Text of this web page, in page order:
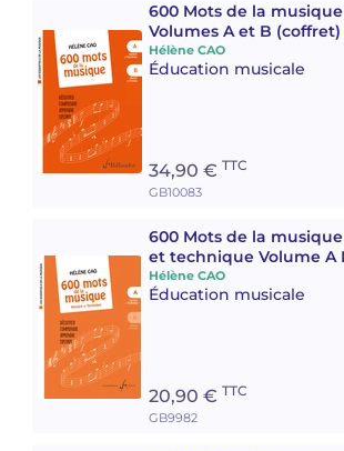
600 Mots de la musique
Volumes A et B (coffret)
essentiels de la musique
Hélène CAO
Éducation musicale
34,90 € TTC
GB10083
600 Mots de la
et technique Volume A
essentiels de la musique
Hélène CAO
Éducation musicale
20,90 € TTC
GB9982